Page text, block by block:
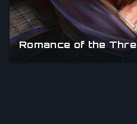
Romance of the